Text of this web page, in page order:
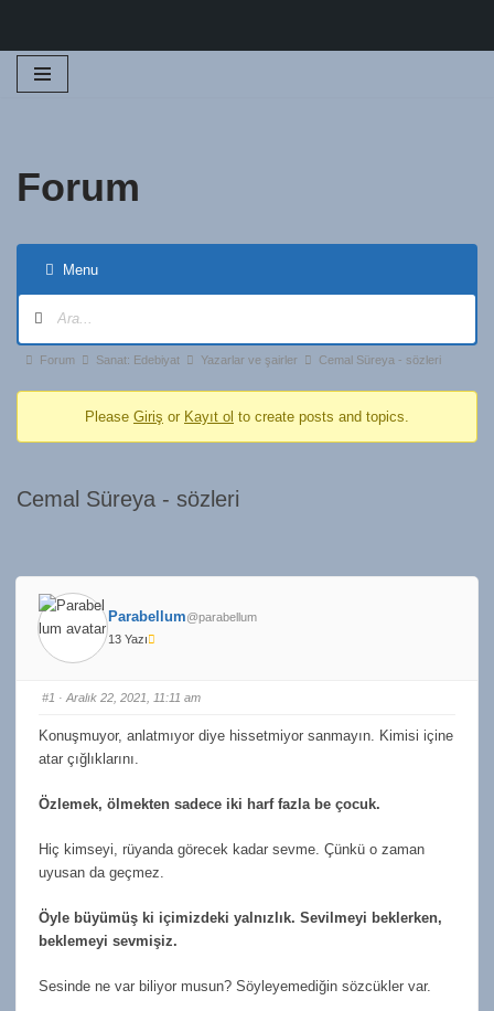
Forum
Menu
Forum Sanat: Edebiyat Yazarlar ve şairler Cemal Süreya - sözleri
Please Giriş or Kayıt ol to create posts and topics.
Cemal Süreya - sözleri
Parabellum@parabellum
13 Yazı
#1 · Aralık 22, 2021, 11:11 am
Konuşmuyor, anlatmıyor diye hissetmiyor sanmayın. Kimisi içine
atar çığlıklarını.
Özlemek, ölmekten sadece iki harf fazla be çocuk.
Hiç kimseyi, rüyanda görecek kadar sevme. Çünkü o zaman
uyusan da geçmez.
Öyle büyümüş ki içimizdeki yalnızlık. Sevilmeyi beklerken,
beklemeyi sevmişiz.
Sesinde ne var biliyor musun? Söyleyemediğin sözcükler var.